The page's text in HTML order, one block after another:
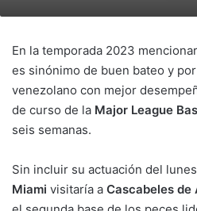
En la temporada 2023
es sinónimo de buen bateo y
venezolano con mejor
de curso de la Major League
seis semanas.
Sin incluir su actuación del
Miami visitaría a Cascabeles de